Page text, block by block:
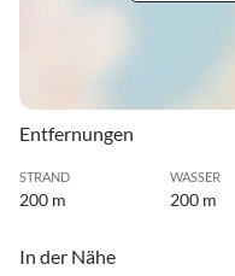
Entfernungen
STRAND
200 m
WASSER
200 m
In der Nähe